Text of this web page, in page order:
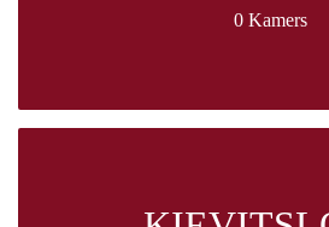
0 Kamers